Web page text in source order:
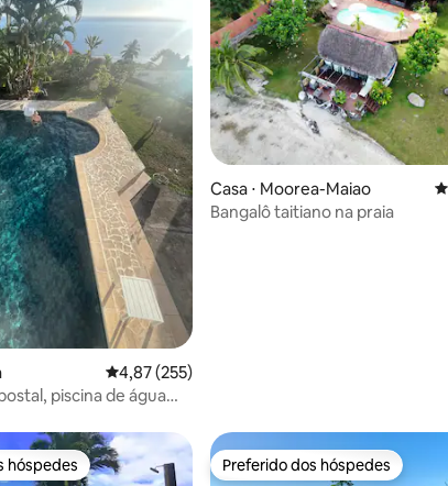
5, 133 avaliações
4,87 de uma avaliação média de 5, 255
4,87 (255)
piscina de água
Casa ⋅ Moorea-Maiao
Bangalô taitiano na praia
preferidos dos hóspedes
hóspedes Preferido dos hóspedes
Preferido dos hóspedes